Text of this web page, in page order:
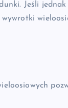
Jeśli